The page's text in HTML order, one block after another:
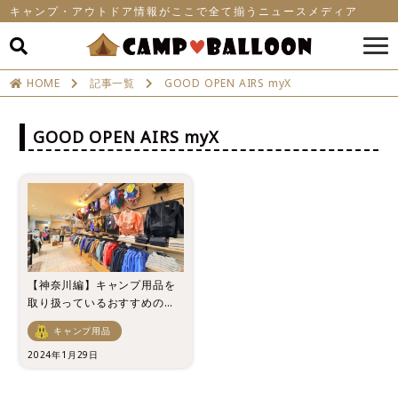
キャンプ・アウトドア情報がここで全て揃うニュースメディア
HOME 記事一覧 GOOD OPEN AIRS myX
GOOD OPEN AIRS myX
【神奈川編】キャンプ用品を
取り扱っているおすすめのア
ウトドアショップ6選！実店舗
で見て購入したい方必見！
キャンプ用品
2024年1月29日